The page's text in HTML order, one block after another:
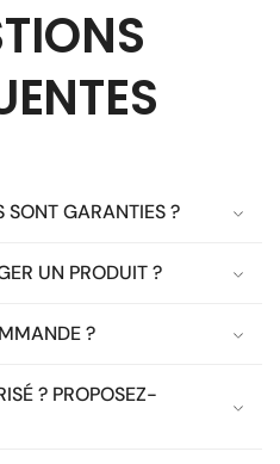
SONT GARANTIES ?
UN PRODUIT ?
?
? PROPOSEZ-